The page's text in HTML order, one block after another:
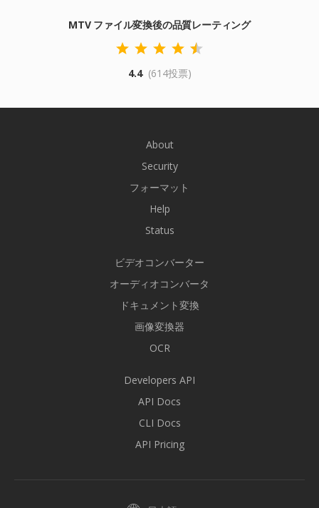
MTV ファイル変換後の品質レーティング
4.4 (614投票)
About
Security
フォーマット
Help
Status
ビデオコンバーター
オーディオコンバータ
ドキュメント変換
画像変換器
OCR
Developers API
API Docs
CLI Docs
API Pricing